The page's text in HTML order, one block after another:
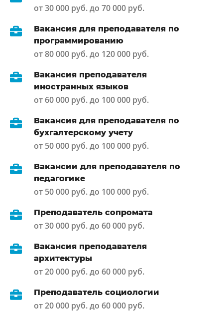
от 30 000 руб. до 70 000 руб.
Вакансия для преподавателя по
программированию
от 80 000 руб. до 120 000 руб.
Вакансия преподавателя
иностранных языков
от 60 000 руб. до 100 000 руб.
Вакансия для преподавателя по
бухгалтерскому учету
от 50 000 руб. до 100 000 руб.
Вакансии для преподавателя по
педагогике
от 50 000 руб. до 100 000 руб.
Преподаватель сопромата
от 30 000 руб. до 60 000 руб.
Вакансия преподавателя
архитектуры
от 20 000 руб. до 60 000 руб.
Преподаватель социологии
от 20 000 руб. до 60 000 руб.